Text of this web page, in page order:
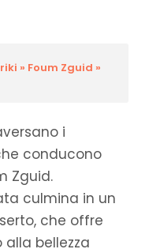
» Foum Zguid »
i
conducono
Zguid.
culmina in un
che offre
alla bellezza